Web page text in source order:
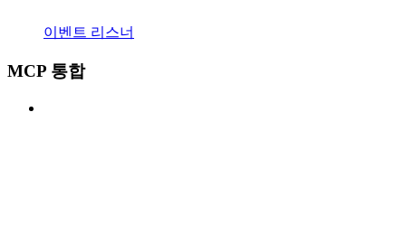
이벤트 리스너
MCP 통합